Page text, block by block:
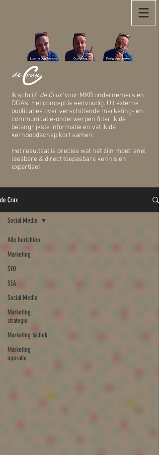
Ik schrijf 'de Crux'voor MKB ondernemers en
DGA's. Het concept is eenvoudig. Uit externe
publicaties over verschillende marketing- en
communicatie-onderwerpen filter ik de
belangrijkste informatie en vat ik de
kernboodschap kort samen.
Het resultaat is precies wat het zijn moet: snel
leesbare & direct toepasbare kennis en
expertise!
de Crux
Alle berichten
Marketing
SEO
SEA
Social Media
Marketing
strategie
Marketing tactiek
Marketing
operatie
Social Media